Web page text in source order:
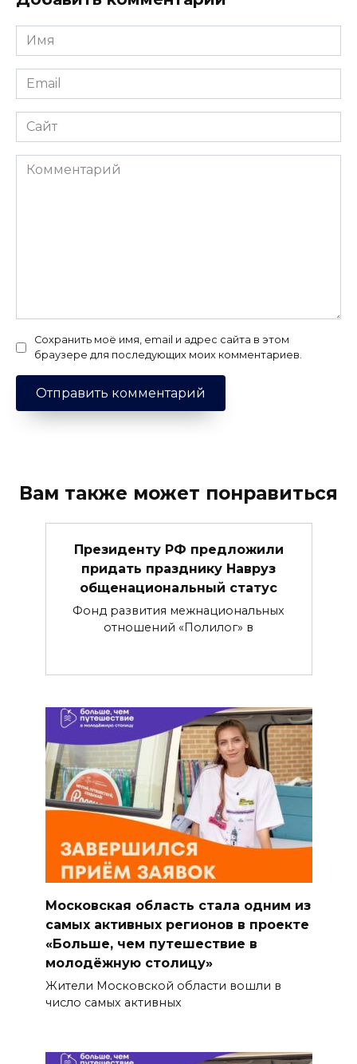
Имя
*
Email
*
Сайт
Комментарий
Сохранить моё имя, email и адрес сайта в этом
браузере для последующих моих комментариев.
Вам также может понравиться
Президенту РФ предложили
придать празднику Навруз
общенациональный статус
Фонд развития межнациональных
отношений «Полилог» в
Московская область стала одним из
самых активных регионов в проекте
«Больше, чем путешествие в
молодёжную столицу»
Жители Московской области вошли в
число самых активных